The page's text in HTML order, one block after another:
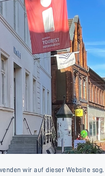
wir auf dieser Website